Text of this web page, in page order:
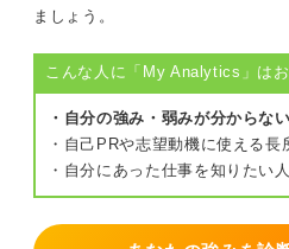
ましょう。
こんな人に「My Analytics」はお
・自分の強み・弱みが分からな
・自己PRや志望動機に使える長
・自分にあった仕事を知りたい人